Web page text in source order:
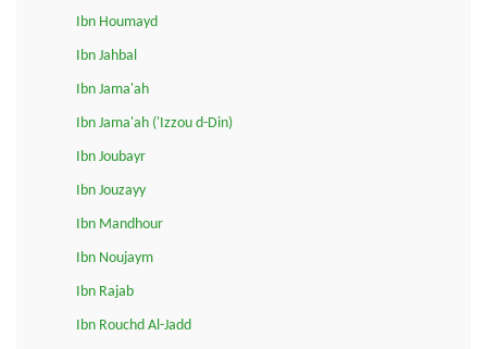
Ibn Houmayd
Ibn Jahbal
Ibn Jama'ah
Ibn Jama'ah ('Izzou d-Din)
Ibn Joubayr
Ibn Jouzayy
Ibn Mandhour
Ibn Noujaym
Ibn Rajab
Ibn Rouchd Al-Jadd